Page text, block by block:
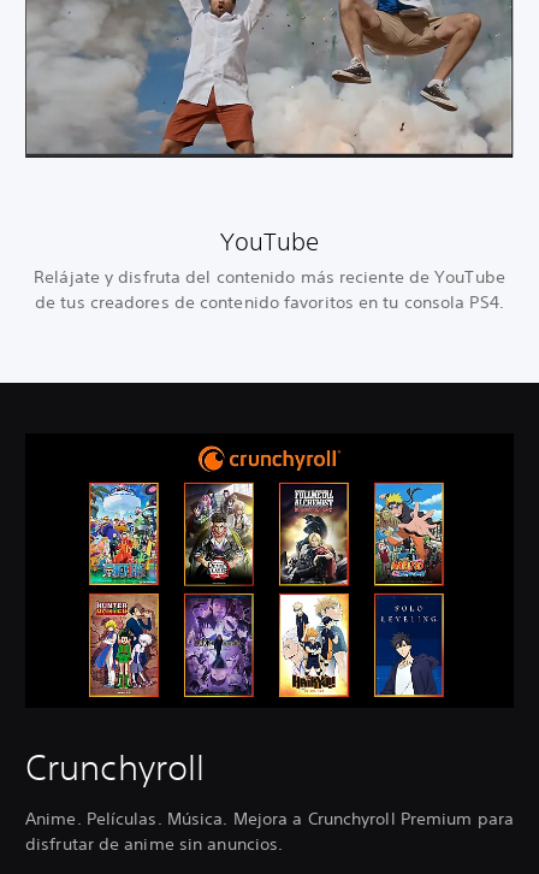
YouTube
Relájate y disfruta del contenido más reciente de YouTube
de tus creadores de contenido favoritos en tu consola PS4.
Crunchyroll
Anime. Películas. Música. Mejora a Crunchyroll Premium para
disfrutar de anime sin anuncios.